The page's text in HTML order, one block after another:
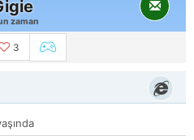
zaman
3